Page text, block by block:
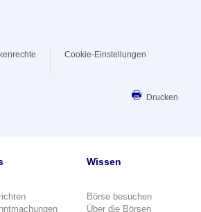
Cookie-Einstellungen
Drucken
Wissen
Börse besuchen
Über die Börsen